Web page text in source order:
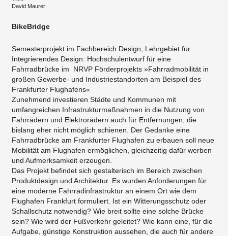
David Maurer
BikeBridge
Semesterprojekt im Fachbereich Design, Lehrgebiet für
Integrierendes Design: Hochschulentwurf für eine
Fahrradbrücke im NRVP Förderprojekts »Fahrradmobilität in
großen Gewerbe- und Industriestandorten am Beispiel des
Frankfurter Flughafens«
Zunehmend investieren Städte und Kommunen mit
umfangreichen Infrastrukturmaßnahmen in die Nutzung von
Fahrrädern und Elektrorädern auch für Entfernungen, die
bislang eher nicht möglich schienen. Der Gedanke eine
Fahrradbrücke am Frankfurter Flughafen zu erbauen soll neue
Mobilität am Flughafen ermöglichen, gleichzeitig dafür werben
und Aufmerksamkeit erzeugen.
Das Projekt befindet sich gestalterisch im Bereich zwischen
Produktdesign und Architektur. Es wurden Anforderungen für
eine moderne Fahrradinfrastruktur an einem Ort wie dem
Flughafen Frankfurt formuliert. Ist ein Witterungsschutz oder
Schallschutz notwendig? Wie breit sollte eine solche Brücke
sein? Wie wird der Fußverkehr geleitet? Wie kann eine, für die
Aufgabe, günstige Konstruktion aussehen, die auch für andere